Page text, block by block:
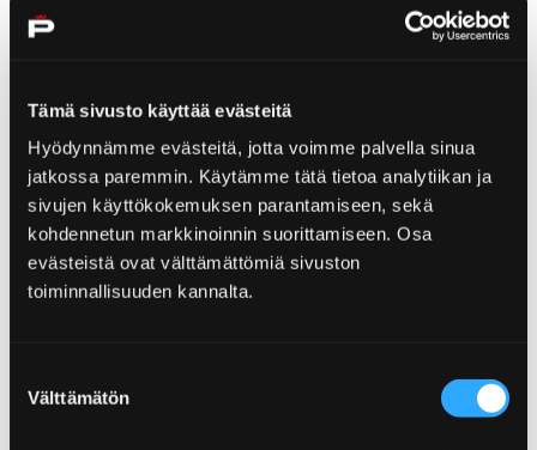
Tämä sivusto käyttää evästeitä
Hyödynnämme evästeitä, jotta voimme palvella sinua
jatkossa paremmin. Käytämme tätä tietoa analytiikan ja
sivujen käyttökokemuksen parantamiseen, sekä
kohdennetun markkinoinnin suorittamiseen. Osa
evästeistä ovat välttämättömiä sivuston
toiminnallisuuden kannalta.
valinta
Välttämätön
Syys-lokakuun vaihteessa tutkimukset suuntautuvat
puolestaan Porin Kirkkokankaalle, mistä paikannettiin
asumuksen paikka tulisijoineen. Alueelta tehtyihin
hioinkiviä, saviastioiden palasia sekä hylkeiden ja
lohikalojen luita. Asuinpaikan tarkka käyttöaika
selviää talven aikana tehtävin radiohiiliajoituksin,
mutta saviastioiden koristelun perusteella asuinpaikka
voidaan jo liittää Kiukaisten kulttuuriin, eli aivan
Sen lisäksi että kaivausten kautta arkeologiaa